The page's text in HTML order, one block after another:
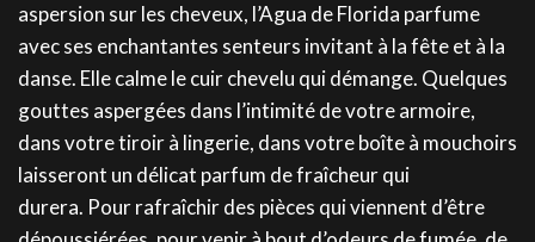
aspersion sur les cheveux, l’Agua de Florida parfume
avec ses enchantantes senteurs invitant à la fête et à la
danse. Elle calme le cuir chevelu qui démange. Quelques
gouttes aspergées dans l’intimité de votre armoire,
dans votre tiroir à lingerie, dans votre boîte à mouchoirs
laisseront un délicat parfum de fraîcheur qui
durera. Pour rafraîchir des pièces qui viennent d’être